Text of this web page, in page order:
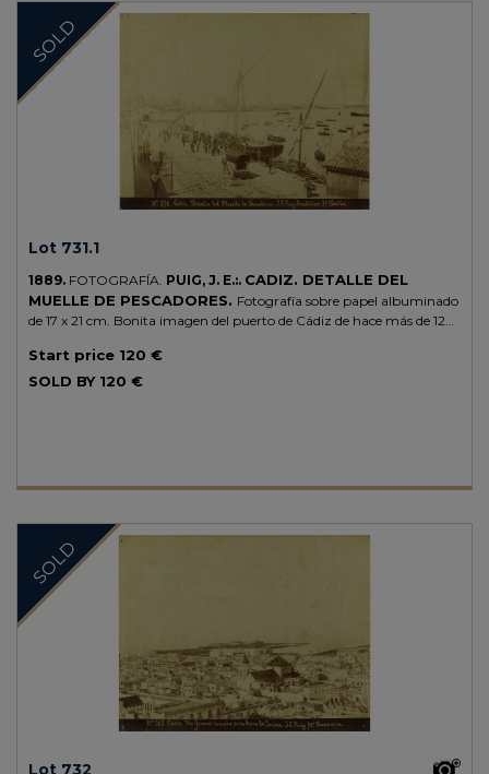
SOLD
Lot 731.1
1889. FOTOGRAFÍA. PUIG, J. E.:. CADIZ. DETALLE DEL
MUELLE DE PESCADORES. Fotografía sobre papel albuminado
de 17 x 21 cm. Bonita imagen del puerto de Cádiz de hace más de 120
Start price 120 €
SOLD BY 120 €
SOLD